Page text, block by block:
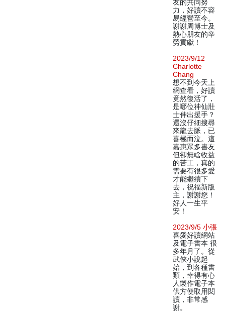
友的共同努
力，好讀不容
易經營至今。
謝謝周博士及
熱心朋友的辛
勞貢獻！
2023/9/12
Charlotte
Chang
想不到今天上
網查看，好讀
竟然復活了，
是哪位神仙壯
士伸出援手？
還沒仔細搜尋
來龍去脈，已
喜極而泣。這
嘉惠眾多書友
但卻無啥收益
的苦工，真的
需要有很多愛
才能繼續下
去，祝福新版
主，謝謝您！
好人一生平
安！
2023/9/5 小張
喜愛好讀網站
及電子書本 很
多年月了。從
武俠小說起
始，到各種書
類，幸得有心
人製作電子本
供方便取用閱
讀，非常感
謝。